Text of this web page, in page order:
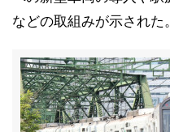
などの取組みが示された。